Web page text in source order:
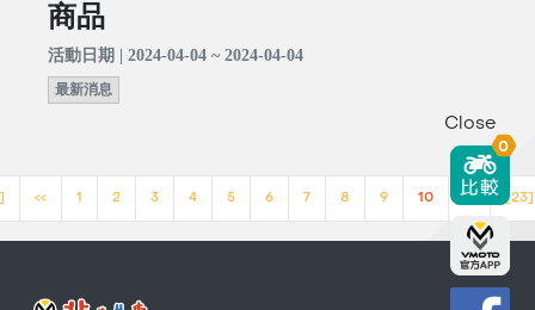
商品
活動日期 | 2024-04-04 ~ 2024-04-04
最新消息
<< 1 2 3 4 5 6 7 8 9 10 >> [23]
Close
0